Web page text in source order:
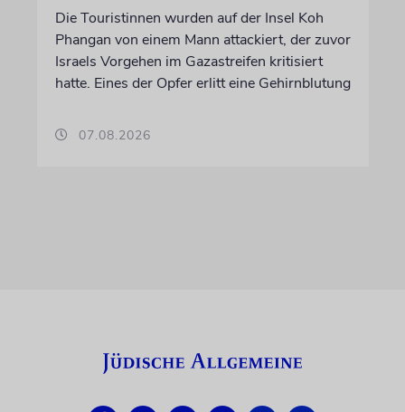
Die Touristinnen wurden auf der Insel Koh
Phangan von einem Mann attackiert, der zuvor
Israels Vorgehen im Gazastreifen kritisiert
hatte. Eines der Opfer erlitt eine Gehirnblutung
07.08.2026